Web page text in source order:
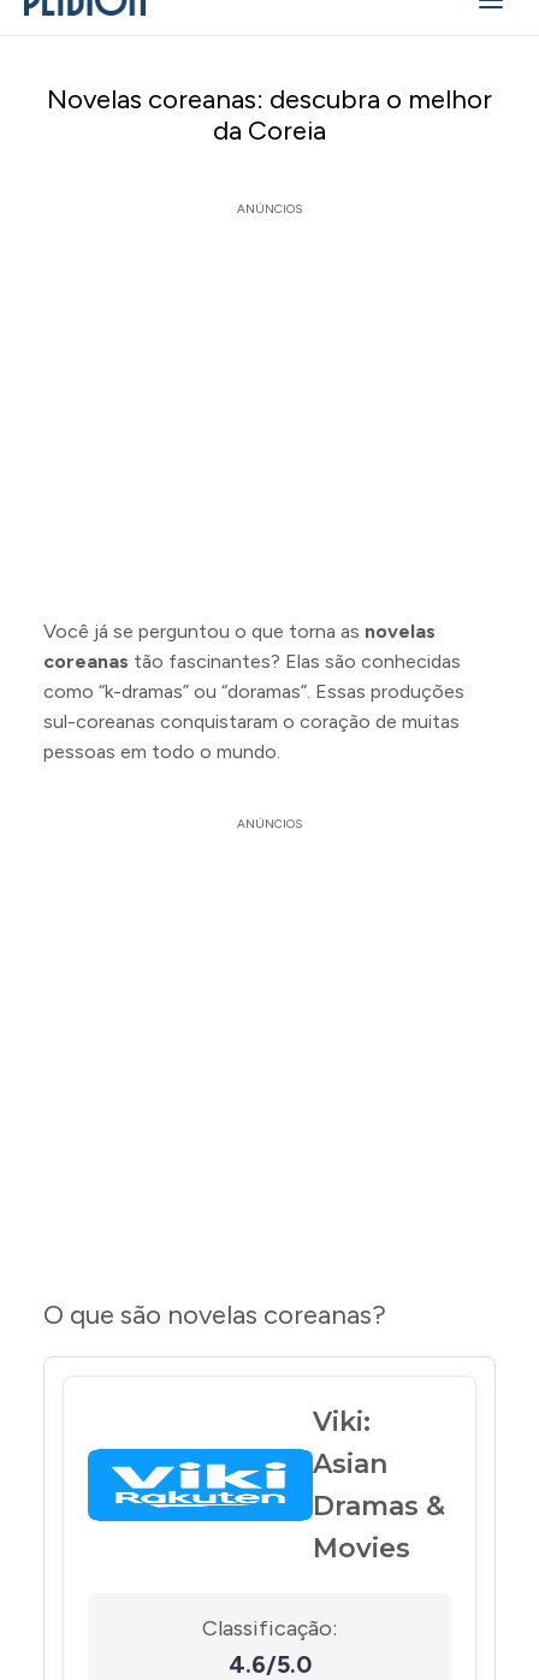
Novelas coreanas: descubra o melhor
da Coreia
ANÚNCIOS
Você já se perguntou o que torna as novelas
coreanas tão fascinantes? Elas são conhecidas
como “k-dramas” ou “doramas”. Essas produções
sul-coreanas conquistaram o coração de muitas
pessoas em todo o mundo.
ANÚNCIOS
O que são novelas coreanas?
Viki:
Asian
Dramas &
Movies
Classificação:
4.6/5.0